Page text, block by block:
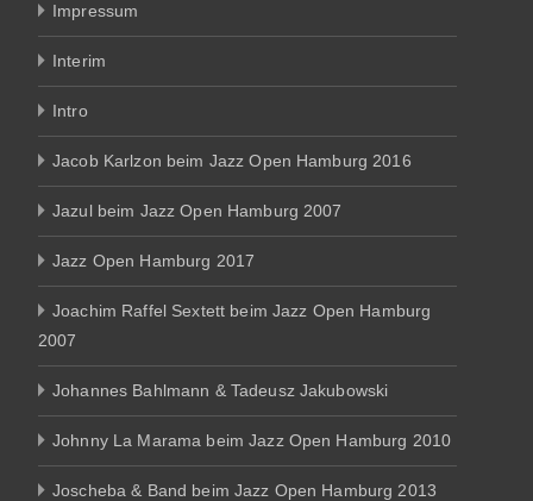
Impressum
Interim
Intro
Jacob Karlzon beim Jazz Open Hamburg 2016
Jazul beim Jazz Open Hamburg 2007
Jazz Open Hamburg 2017
Joachim Raffel Sextett beim Jazz Open Hamburg
2007
Johannes Bahlmann & Tadeusz Jakubowski
Johnny La Marama beim Jazz Open Hamburg 2010
Joscheba & Band beim Jazz Open Hamburg 2013